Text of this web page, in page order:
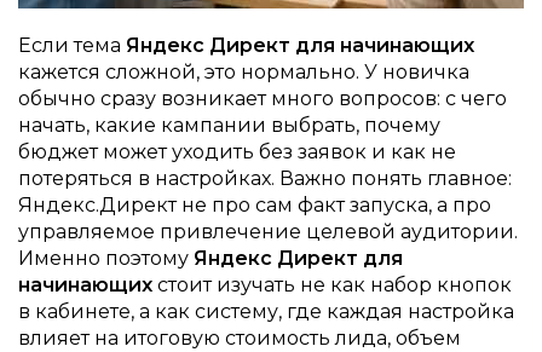
Если тема Яндекс Директ для начинающих
кажется сложной, это нормально. У новичка
обычно сразу возникает много вопросов: с чего
начать, какие кампании выбрать, почему
бюджет может уходить без заявок и как не
потеряться в настройках. Важно понять главное:
Яндекс.Директ не про сам факт запуска, а про
управляемое привлечение целевой аудитории.
Именно поэтому Яндекс Директ для
начинающих стоит изучать не как набор кнопок
в кабинете, а как систему, где каждая настройка
влияет на итоговую стоимость лида, объем